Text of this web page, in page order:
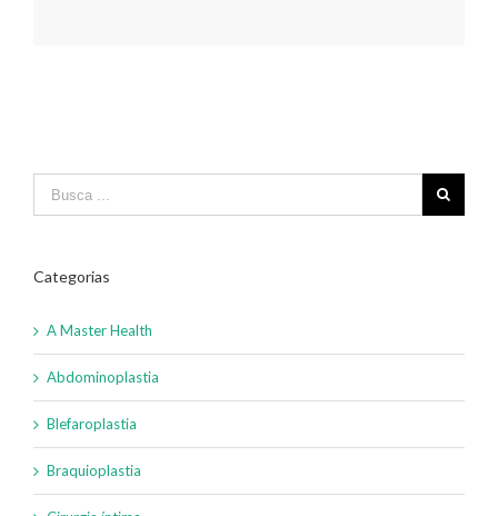
Categorias
A Master Health
Abdominoplastia
Blefaroplastia
Braquioplastia